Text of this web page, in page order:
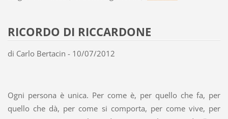
RICORDO DI RICCARDONE
di Carlo Bertacin - 10/07/2012
Ogni persona è unica. Per come è, per quello che fa, per
quello che dà, per come si comporta, per come vive, per